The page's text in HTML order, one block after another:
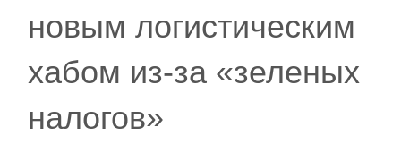
новым логистическим
хабом из-за «зеленых
налогов»